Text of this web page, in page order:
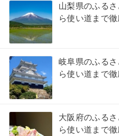
山梨県のふる
ら使い道まで徹
岐阜県のふる
ら使い道まで徹
大阪府のふる
ら使い道まで徹